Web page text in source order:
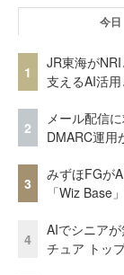
今日
1
JR東海が
支えるAI活
2
メール配信
DMARC運用
3
みずほFGが
「Wiz Base
4
AIでシニア
チュア トッ